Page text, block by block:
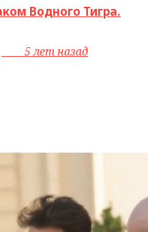
Водного Тигра.
5 лет назад